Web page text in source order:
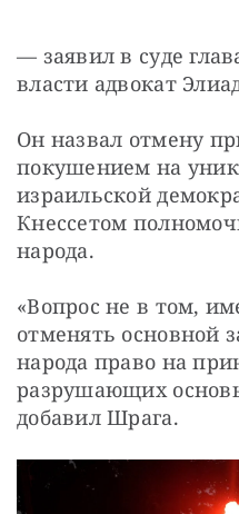
— заявил в суде
власти адвокат
Он назвал отмену
покушением на
израильской
Кнессетом
народа.
«Вопрос не в том,
отменять основной
народа право на
разрушающих
добавил Шрага.